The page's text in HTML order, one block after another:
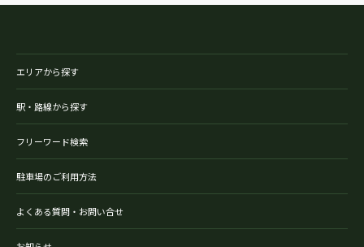
エリアから探す
駅・路線から探す
フリーワード検索
駐車場のご利用方法
よくある質問・お問い合せ